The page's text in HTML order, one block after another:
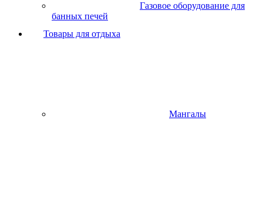
Газовое оборудование для
банных печей
Товары для отдыха
Мангалы